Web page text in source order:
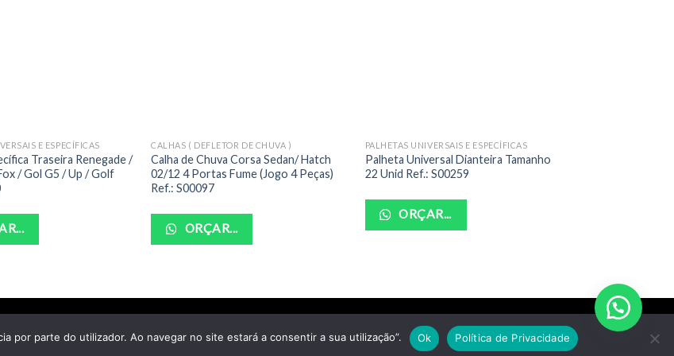
E ESPECÍFICAS
Traseira Renegade /
/ Gol G5 / Up / Golf
CALHAS ( DEFLETOR DE CHUVA )
Calha de Chuva Corsa Sedan/ Hatch
02/12 4 Portas Fume (Jogo 4 Peças)
Ref.: S00097
ORÇAR...
PALHETAS UNIVERSAIS E ESPECÍFICAS
Palheta Universal Dianteira Tamanho
22 Unid Ref.: S00259
ORÇAR...
©Santo Auto Vidros e Chaveiro - CNPJ: 18.011.218/0001-07
por parte do utilizador. Ao navegar no site estará a consentir a sua utilização”. Ok Política de Privacidade